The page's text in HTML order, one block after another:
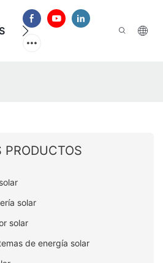
PREGUNTAS FRECUENTES
PRODUCTOS
solar
solar
de energía solar